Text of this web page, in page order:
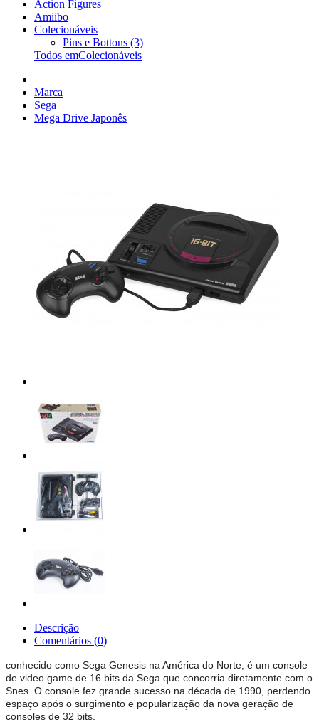
Action Figures
Amiibo
Colecionáveis
Pins e Bottons (3)
Todos emColecionáveis
Marca
Sega
Mega Drive Japonês
Descrição
Comentários (0)
conhecido como Sega Genesis na América do Norte, é um console
de video game de 16 bits da Sega que concorria diretamente com o
Snes. O console fez grande sucesso na década de 1990, perdendo
espaço após o surgimento e popularização da nova geração de
consoles de 32 bits.